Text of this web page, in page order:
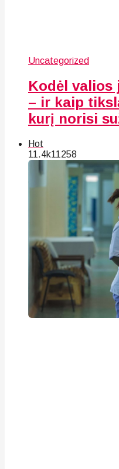
Uncategorized
Kodėl valios
– ir kaip
kurį norisi
Hot
11.4k11258